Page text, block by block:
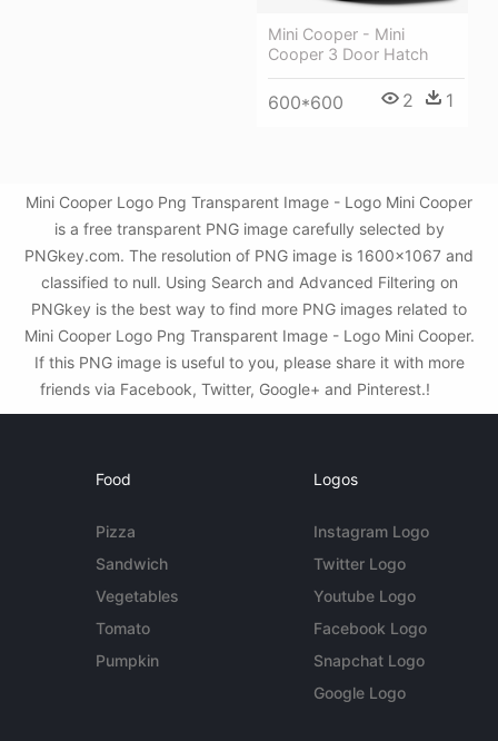
Mini Cooper - Mini
Cooper 3 Door Hatch
600*600 2 1
Mini Cooper Logo Png Transparent Image - Logo Mini Cooper
is a free transparent PNG image carefully selected by
PNGkey.com. The resolution of PNG image is 1600x1067 and
classified to null. Using Search and Advanced Filtering on
PNGkey is the best way to find more PNG images related to
Mini Cooper Logo Png Transparent Image - Logo Mini Cooper.
If this PNG image is useful to you, please share it with more
friends via Facebook, Twitter, Google+ and Pinterest.!
Food
Pizza
Sandwich
Vegetables
Tomato
Pumpkin
Logos
Instagram Logo
Twitter Logo
Youtube Logo
Facebook Logo
Snapchat Logo
Google Logo